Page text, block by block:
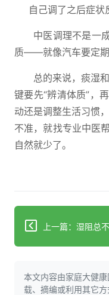
自己调了之后症状
中医调理不是一
质——就像汽车要定期
总的来说，痰湿
键要先“辨清体质”，
动还是调整生活习惯
不准，就找专业中医
自然就少了。
本文内容由家庭大健
载、摘编或利用其它方